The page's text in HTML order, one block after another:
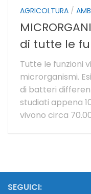
AGRICOLTURA /
di tutte le
Tutte le funzioni
microrganismi.
di batteri
studiati appena
vivono circa
SEGUICI: